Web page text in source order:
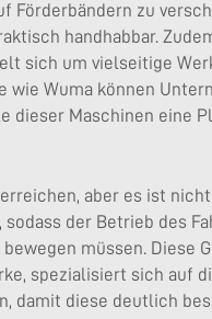
Förderbändern zu
handhabbar.
sich um vielseitige
Wuma können
dieser Maschinen eine
aber es ist
der Betrieb des
müssen. Diese
spezialisiert sich auf
damit diese deutlich